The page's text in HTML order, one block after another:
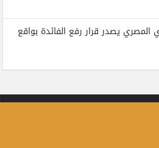
المصري يصدر قرار رفع الفائدة بواقع